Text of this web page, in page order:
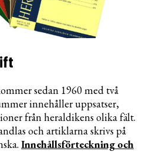
sedan 1960 med två
innehåller uppsatser,
från heraldikens olika fält.
och artiklarna skrivs på
Innehållsförteckning och